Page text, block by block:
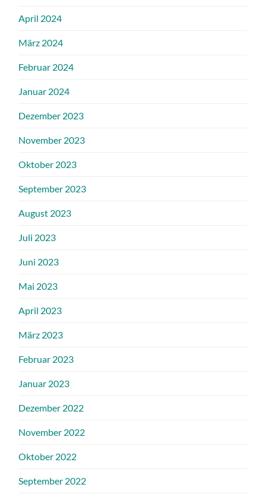
April 2024
März 2024
Februar 2024
Januar 2024
Dezember 2023
November 2023
Oktober 2023
September 2023
August 2023
Juli 2023
Juni 2023
Mai 2023
April 2023
März 2023
Februar 2023
Januar 2023
Dezember 2022
November 2022
Oktober 2022
September 2022